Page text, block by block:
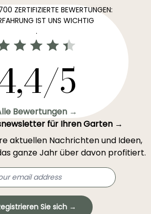
ZERTIFIZIERTE BEWERTUNGEN:
IST UNS WICHTIG
.
5
Bewertungen →
für Ihren Garten →
aktuellen Nachrichten und Ideen,
ganze Jahr über davon profitiert.
Sie sich →